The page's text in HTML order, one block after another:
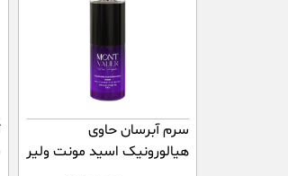
سرم آبرسان حاوی
هیالورونیک اسید مونت ولیر